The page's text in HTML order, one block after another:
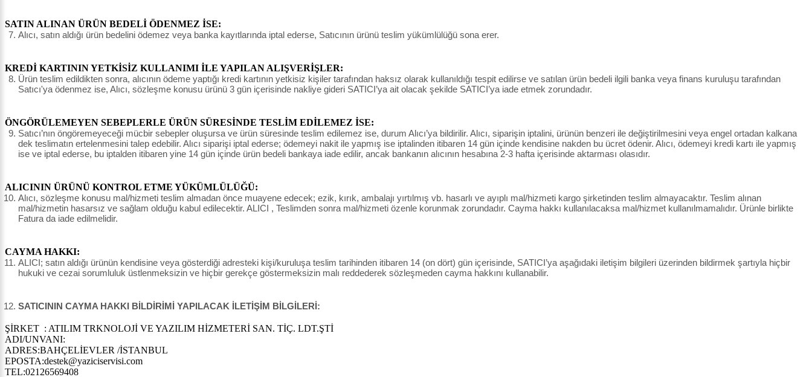
SATIN ALINAN ÜRÜN BEDELİ ÖDENMEZ İSE:
Alıcı, satın aldığı ürün bedelini ödemez veya banka kayıtlarında iptal ederse, Satıcının ürünü teslim yükümlülüğü sona erer.
KREDİ KARTININ YETKİSİZ KULLANIMI İLE YAPILAN ALIŞVERİŞLER:
Ürün teslim edildikten sonra, alıcının ödeme yaptığı kredi kartının yetkisiz kişiler tarafından haksız olarak kullanıldığı tespit edilirse ve satılan ürün bedeli ilgili banka veya finans kuruluşu tarafından
Satıcı'ya ödenmez ise, Alıcı, sözleşme konusu ürünü 3 gün içerisinde nakliye gideri SATICI’ya ait olacak şekilde SATICI’ya iade etmek zorundadır.
ÖNGÖRÜLEMEYEN SEBEPLERLE ÜRÜN SÜRESİNDE TESLİM EDİLEMEZ İSE:
Satıcı’nın öngöremeyeceği mücbir sebepler oluşursa ve ürün süresinde teslim edilemez ise, durum Alıcı’ya bildirilir. Alıcı, siparişin iptalini, ürünün benzeri ile değiştirilmesini veya engel ortadan kalkana
dek teslimatın ertelenmesini talep edebilir. Alıcı siparişi iptal ederse; ödemeyi nakit ile yapmış ise iptalinden itibaren 14 gün içinde kendisine nakden bu ücret ödenir. Alıcı, ödemeyi kredi kartı ile yapmış
ise ve iptal ederse, bu iptalden itibaren yine 14 gün içinde ürün bedeli bankaya iade edilir, ancak bankanın alıcının hesabına 2-3 hafta içerisinde aktarması olasıdır.
ALICININ ÜRÜNÜ KONTROL ETME YÜKÜMLÜLÜĞÜ:
Alıcı, sözleşme konusu mal/hizmeti teslim almadan önce muayene edecek; ezik, kırık, ambalajı yırtılmış vb. hasarlı ve ayıplı mal/hizmeti kargo şirketinden teslim almayacaktır. Teslim alınan
mal/hizmetin hasarsız ve sağlam olduğu kabul edilecektir. ALICI , Teslimden sonra mal/hizmeti özenle korunmak zorundadır. Cayma hakkı kullanılacaksa mal/hizmet kullanılmamalıdır. Ürünle birlikte
Fatura da iade edilmelidir.
CAYMA HAKKI:
ALICI; satın aldığı ürünün kendisine veya gösterdiği adresteki kişi/kuruluşa teslim tarihinden itibaren 14 (on dört) gün içerisinde, SATICI’ya aşağıdaki iletişim bilgileri üzerinden bildirmek şartıyla hiçbir
hukuki ve cezai sorumluluk üstlenmeksizin ve hiçbir gerekçe göstermeksizin malı reddederek sözleşmeden cayma hakkını kullanabilir.
SATICININ CAYMA HAKKI BİLDİRİMİ YAPILACAK İLETİŞİM BİLGİLERİ:
ŞİRKET : ATILIM TRKNOLOJİ VE YAZILIM HİZMETERİ SAN. TİÇ. LDT.ŞTİ
ADI/UNVANI:
ADRES:BAHÇELİEVLER /İSTANBUL
EPOSTA:destek@yaziciservisi.com
TEL:02126569408